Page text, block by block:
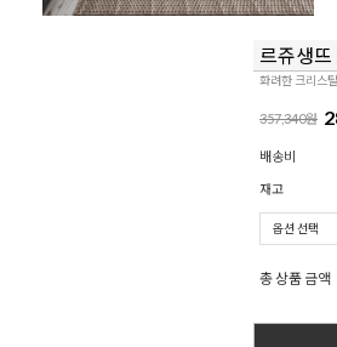
르쥬생
화려한 크리스
357,340원
배송비
재고
총 상품 금액